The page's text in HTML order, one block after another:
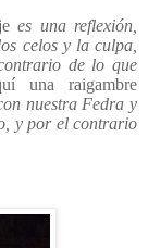
es una reflexión,
celos y la culpa,
de lo que
una raigambre
nuestra Fedra y
y por el contrario